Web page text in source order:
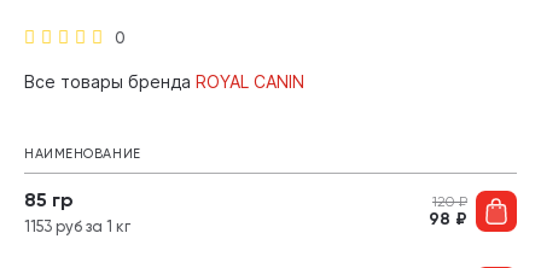
0
Все товары бренда ROYAL CANIN
НАИМЕНОВАНИЕ
85 гр
1153 руб за 1 кг
120₽
98 ₽